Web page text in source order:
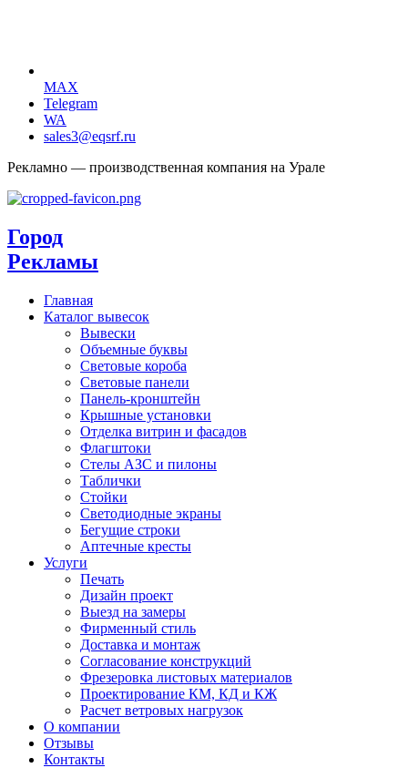
MAX
Telegram
WA
sales3@eqsrf.ru
Рекламно — производственная компания на Урале
Город
Рекламы
Главная
Каталог вывесок
Вывески
Объемные буквы
Световые короба
Световые панели
Панель-кронштейн
Крышные установки
Отделка витрин и фасадов
Флагштоки
Стелы АЗС и пилоны
Таблички
Стойки
Светодиодные экраны
Бегущие строки
Аптечные кресты
Услуги
Печать
Дизайн проект
Выезд на замеры
Фирменный стиль
Доставка и монтаж
Согласование конструкций
Фрезеровка листовых материалов
Проектирование КМ, КД и КЖ
Расчет ветровых нагрузок
О компании
Отзывы
Контакты